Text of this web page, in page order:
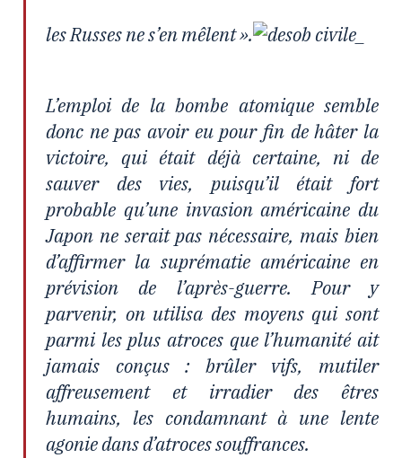
les Russes ne s’en mêlent ».
L’emploi de la bombe atomique semble
donc ne pas avoir eu pour fin de hâter la
victoire, qui était déjà certaine, ni de
sauver des vies, puisqu’il était fort
probable qu’une invasion américaine du
Japon ne serait pas nécessaire, mais bien
d’affirmer la suprématie américaine en
prévision de l’après-guerre. Pour y
parvenir, on utilisa des moyens qui sont
parmi les plus atroces que l’humanité ait
jamais conçus : brûler vifs, mutiler
affreusement et irradier des êtres
humains, les condamnant à une lente
agonie dans d’atroces souffrances.